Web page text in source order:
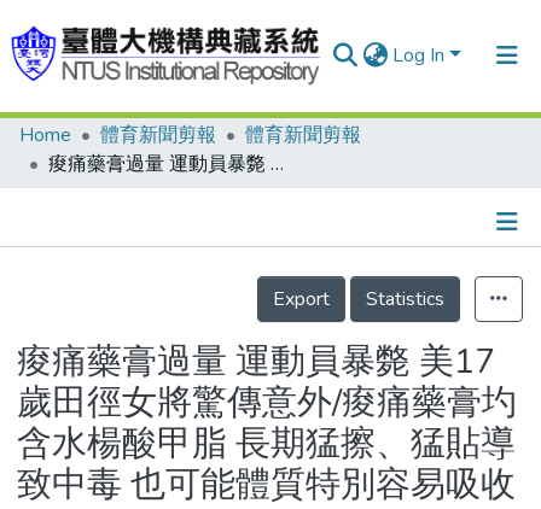
Log In
Communities & Collections
Statistics
Home 體育新聞剪報
體育新聞剪報
痠痛藥膏過量 運動員暴斃 美17歲田徑女將驚傳意外/痠痛藥膏圴含水楊酸甲脂 長期猛擦、猛貼導致中毒 也可能體質特別容易吸收
Details
Export
Statistics
痠痛藥膏過量 運動員暴斃 美17
歲田徑女將驚傳意外/痠痛藥膏圴
含水楊酸甲脂 長期猛擦、猛貼導
致中毒 也可能體質特別容易吸收